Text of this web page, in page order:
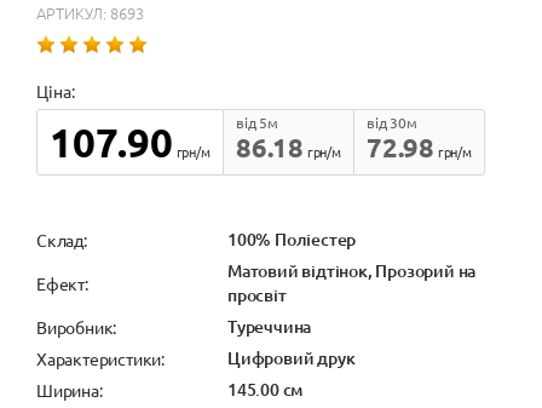
АРТИКУЛ: 8693
Ціна:
107.90 грн/м 86.18
від 5м
грн/м
72.98
від 30м
грн/м
Cклад: 100% Поліестер
Ефект:
Матовий відтінок, Прозорий на
просвіт
Виробник: Туреччина
Характеристики: Цифровий друк
Ширина: 145.00 см